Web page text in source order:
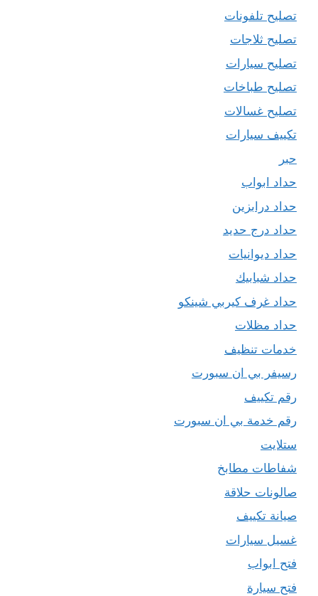
تصليح تلفونات
تصليح ثلاجات
تصليح سيارات
تصليح طباخات
تصليح غسالات
تكييف سيارات
حبر
حداد ابواب
حداد درابزين
حداد درج حديد
حداد ديوانيات
حداد شبابيك
حداد غرف كيربي شينكو
حداد مظلات
خدمات تنظيف
رسيفر بي ان سبورت
رقم تكييف
رقم خدمة بي ان سبورت
ستلايت
شفاطات مطابخ
صالونات حلاقة
صيانة تكييف
غسيل سيارات
فتح ابواب
فتح سيارة